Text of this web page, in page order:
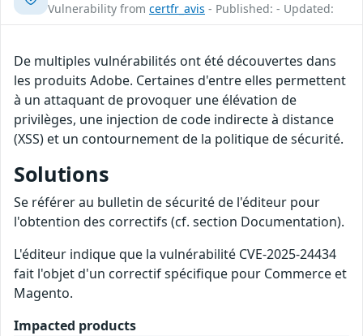
Vulnerability from certfr_avis - Published: - Updated:
De multiples vulnérabilités ont été découvertes dans
les produits Adobe. Certaines d'entre elles permettent
à un attaquant de provoquer une élévation de
privilèges, une injection de code indirecte à distance
(XSS) et un contournement de la politique de sécurité.
Solutions
Se référer au bulletin de sécurité de l'éditeur pour
l'obtention des correctifs (cf. section Documentation).
L'éditeur indique que la vulnérabilité CVE-2025-24434
fait l'objet d'un correctif spécifique pour Commerce et
Magento.
Impacted products